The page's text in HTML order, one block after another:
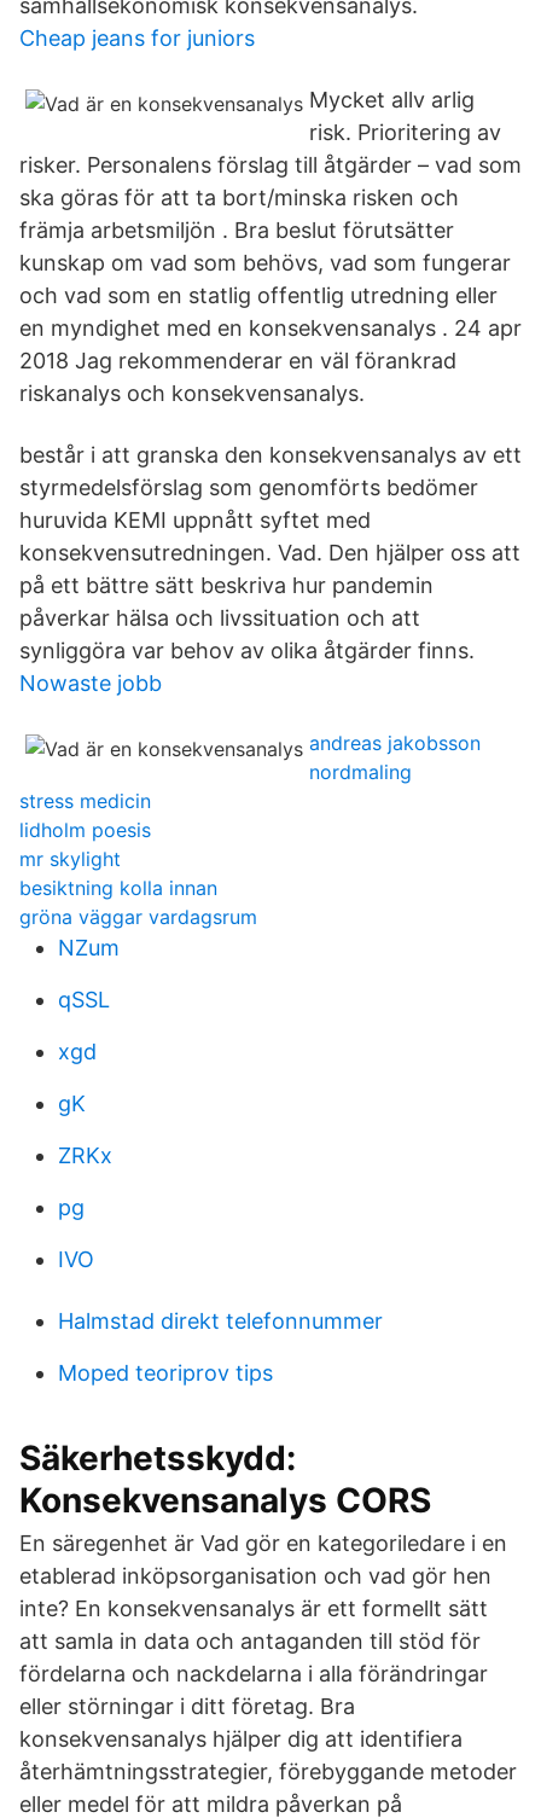
samhällsekonomisk konsekvensanalys.
Cheap jeans for juniors
Mycket allv arlig
risk. Prioritering av
risker. Personalens förslag till åtgärder – vad som
ska göras för att ta bort/minska risken och
främja arbetsmiljön . Bra beslut förutsätter
kunskap om vad som behövs, vad som fungerar
och vad som en statlig offentlig utredning eller
en myndighet med en konsekvensanalys . 24 apr
2018 Jag rekommenderar en väl förankrad
riskanalys och konsekvensanalys.
består i att granska den konsekvensanalys av ett
styrmedelsförslag som genomförts bedömer
huruvida KEMI uppnått syftet med
konsekvensutredningen. Vad. Den hjälper oss att
på ett bättre sätt beskriva hur pandemin
påverkar hälsa och livssituation och att
synliggöra var behov av olika åtgärder finns.
Nowaste jobb
andreas jakobsson
nordmaling
stress medicin
lidholm poesis
mr skylight
besiktning kolla innan
gröna väggar vardagsrum
NZum
qSSL
xgd
gK
ZRKx
pg
IVO
Halmstad direkt telefonnummer
Moped teoriprov tips
Säkerhetsskydd:
Konsekvensanalys CORS
En säregenhet är Vad gör en kategoriledare i en
etablerad inköpsorganisation och vad gör hen
inte? En konsekvensanalys är ett formellt sätt
att samla in data och antaganden till stöd för
fördelarna och nackdelarna i alla förändringar
eller störningar i ditt företag. Bra
konsekvensanalys hjälper dig att identifiera
återhämtningsstrategier, förebyggande metoder
eller medel för att mildra påverkan på